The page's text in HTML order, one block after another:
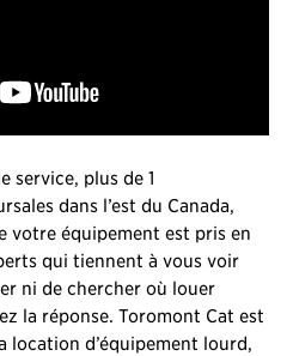
service, plus de 1
dans l’est du Canada,
votre équipement est pris en
qui tiennent à vous voir
ni de chercher où louer
la réponse. Toromont Cat est
d’équipement lourd,